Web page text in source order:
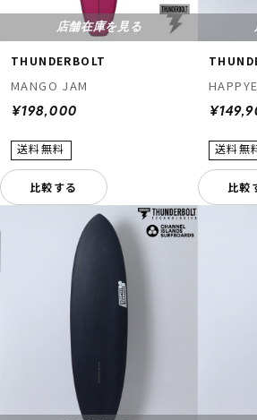
店舗在庫を見る
THUNDERBOLT
MANGO JAM
¥198,000
比較する 比較